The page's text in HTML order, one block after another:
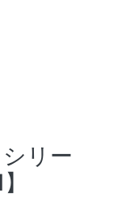
リー